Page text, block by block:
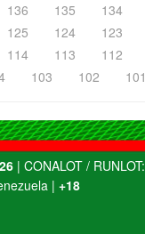
136 135 134
125 124 123
114 113 112
103 102 101
| CONALOT / RUNLOT:
| +18